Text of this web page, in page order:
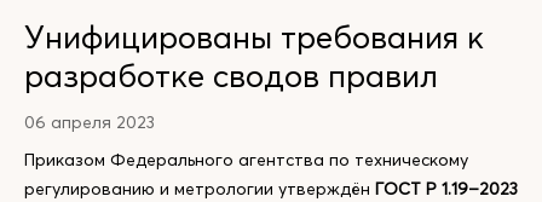
Унифицированы требования к
разработке сводов правил
06 апреля 2023
Приказом Федерального агентства по техническому
регулированию и метрологии утверждён ГОСТ Р 1.19–2023